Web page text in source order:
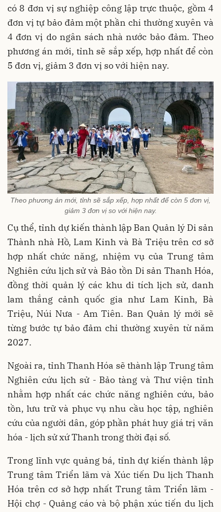
có 8 đơn vị sự nghiệp công lập trực thuộc, gồm 4
đơn vị tự bảo đảm một phần chi thường xuyên và
4 đơn vị do ngân sách nhà nước bảo đảm. Theo
phương án mới, tỉnh sẽ sắp xếp, hợp nhất để còn
5 đơn vị, giảm 3 đơn vị so với hiện nay.
Theo phương án mới, tỉnh sẽ sắp xếp, hợp nhất để còn 5 đơn vị,
giảm 3 đơn vị so với hiện nay.
Cụ thể, tỉnh dự kiến thành lập Ban Quản lý Di sản
Thành nhà Hồ, Lam Kinh và Bà Triệu trên cơ sở
hợp nhất chức năng, nhiệm vụ của Trung tâm
Nghiên cứu lịch sử và Bảo tồn Di sản Thanh Hóa,
đồng thời quản lý các khu di tích lịch sử, danh
lam thắng cảnh quốc gia như Lam Kinh, Bà
Triệu, Núi Nưa - Am Tiên. Ban Quản lý mới sẽ
từng bước tự bảo đảm chi thường xuyên từ năm
2027.
Ngoài ra, tỉnh Thanh Hóa sẽ thành lập Trung tâm
Nghiên cứu lịch sử - Bảo tàng và Thư viện tỉnh
nhằm hợp nhất các chức năng nghiên cứu, bảo
tồn, lưu trữ và phục vụ nhu cầu học tập, nghiên
cứu của người dân, góp phần phát huy giá trị văn
hóa - lịch sử xứ Thanh trong thời đại số.
Trong lĩnh vực quảng bá, tỉnh dự kiến thành lập
Trung tâm Triển lãm và Xúc tiến Du lịch Thanh
Hóa trên cơ sở hợp nhất Trung tâm Triển lãm -
Hội chợ - Quảng cáo và bộ phận xúc tiến du lịch